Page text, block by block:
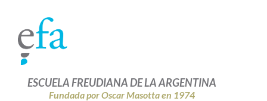
ESCUELA FREUDIANA DE LA ARGENTINA
Fundada por Oscar Masotta en 1974